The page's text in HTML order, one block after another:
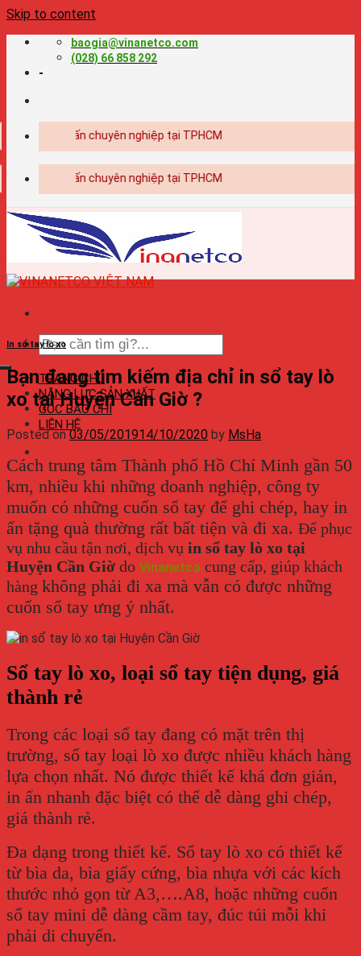
Skip to content
baogia@vinanetco.com
(028) 66 858 292
-
kế - in ấn chuyên nghiệp tại TPHCM
kế - in ấn chuyên nghiệp tại TPHCM
TRANG CHỦ
NĂNG LỰC SẢN XUẤT
GÓC BÁO CHÍ
LIÊN HỆ
In sổ tay lò xo
Bạn đang tim kiếm địa chỉ in sổ tay lò
xo tại Huyện Cần Giờ ?
Posted on03/05/201914/10/2020 by MsHa
Cách trung tâm Thành phố Hồ Chí Minh gần 50
km, nhiều khi những doanh nghiệp, công ty
muốn có những cuốn sổ tay để ghi chép, hay in
ấn tặng quà thường rất bất tiện và đi xa. Để phục
vụ nhu cầu tận nơi, dịch vụ in sổ tay lò xo tại
Huyện Cần Giờ do Vinanetco cung cấp, giúp khách
hàng không phải đi xa mà vẫn có được những
cuốn sổ tay ưng ý nhất.
Sổ tay lò xo, loại sổ tay tiện dụng, giá
thành rẻ
Trong các loại sổ tay đang có mặt trên thị
trường, sổ tay loại lò xo được nhiều khách hàng
lựa chọn nhất. Nó được thiết kế khá đơn giản,
in ấn nhanh đặc biệt có thể dễ dàng ghi chép,
giá thành rẻ.
Đa dạng trong thiết kế. Sổ tay lò xo có thiết kế
từ bìa da, bìa giấy cứng, bìa nhựa với các kích
thước nhỏ gọn từ A3,….A8, hoặc những cuốn
sổ tay mini dễ dàng cầm tay, đúc túi mỗi khi
phải di chuyển.